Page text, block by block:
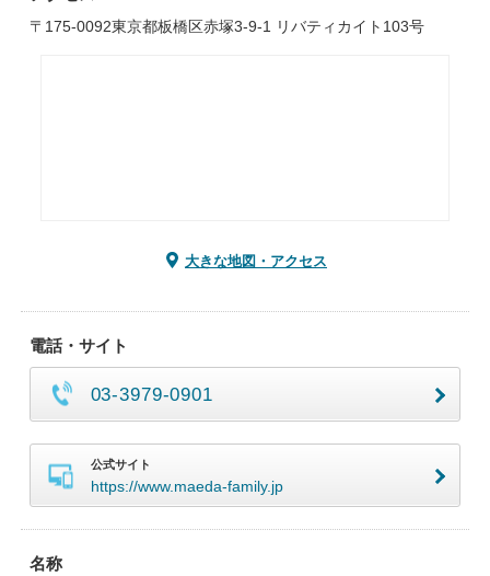
〒175-0092東京都板橋区赤塚3-9-1 リバティカイト103号
大きな地図・アクセス
電話・サイト
03-3979-0901
公式サイト
https://www.maeda-family.jp
名称